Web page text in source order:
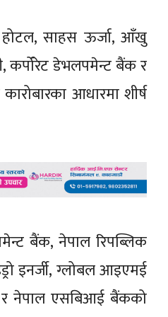
साहस ऊर्जा, आँखु
कर्पोरेट डेभलपमेन्ट बैंक र
आधारमा शीर्ष
बैंक, नेपाल रिपब्लिक
इनर्जी, ग्लोबल आइएमई
नेपाल एसबिआई बैंकको